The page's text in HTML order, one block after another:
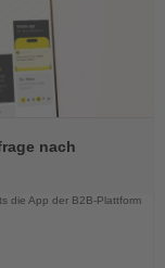
nach
die App der B2B-Plattform